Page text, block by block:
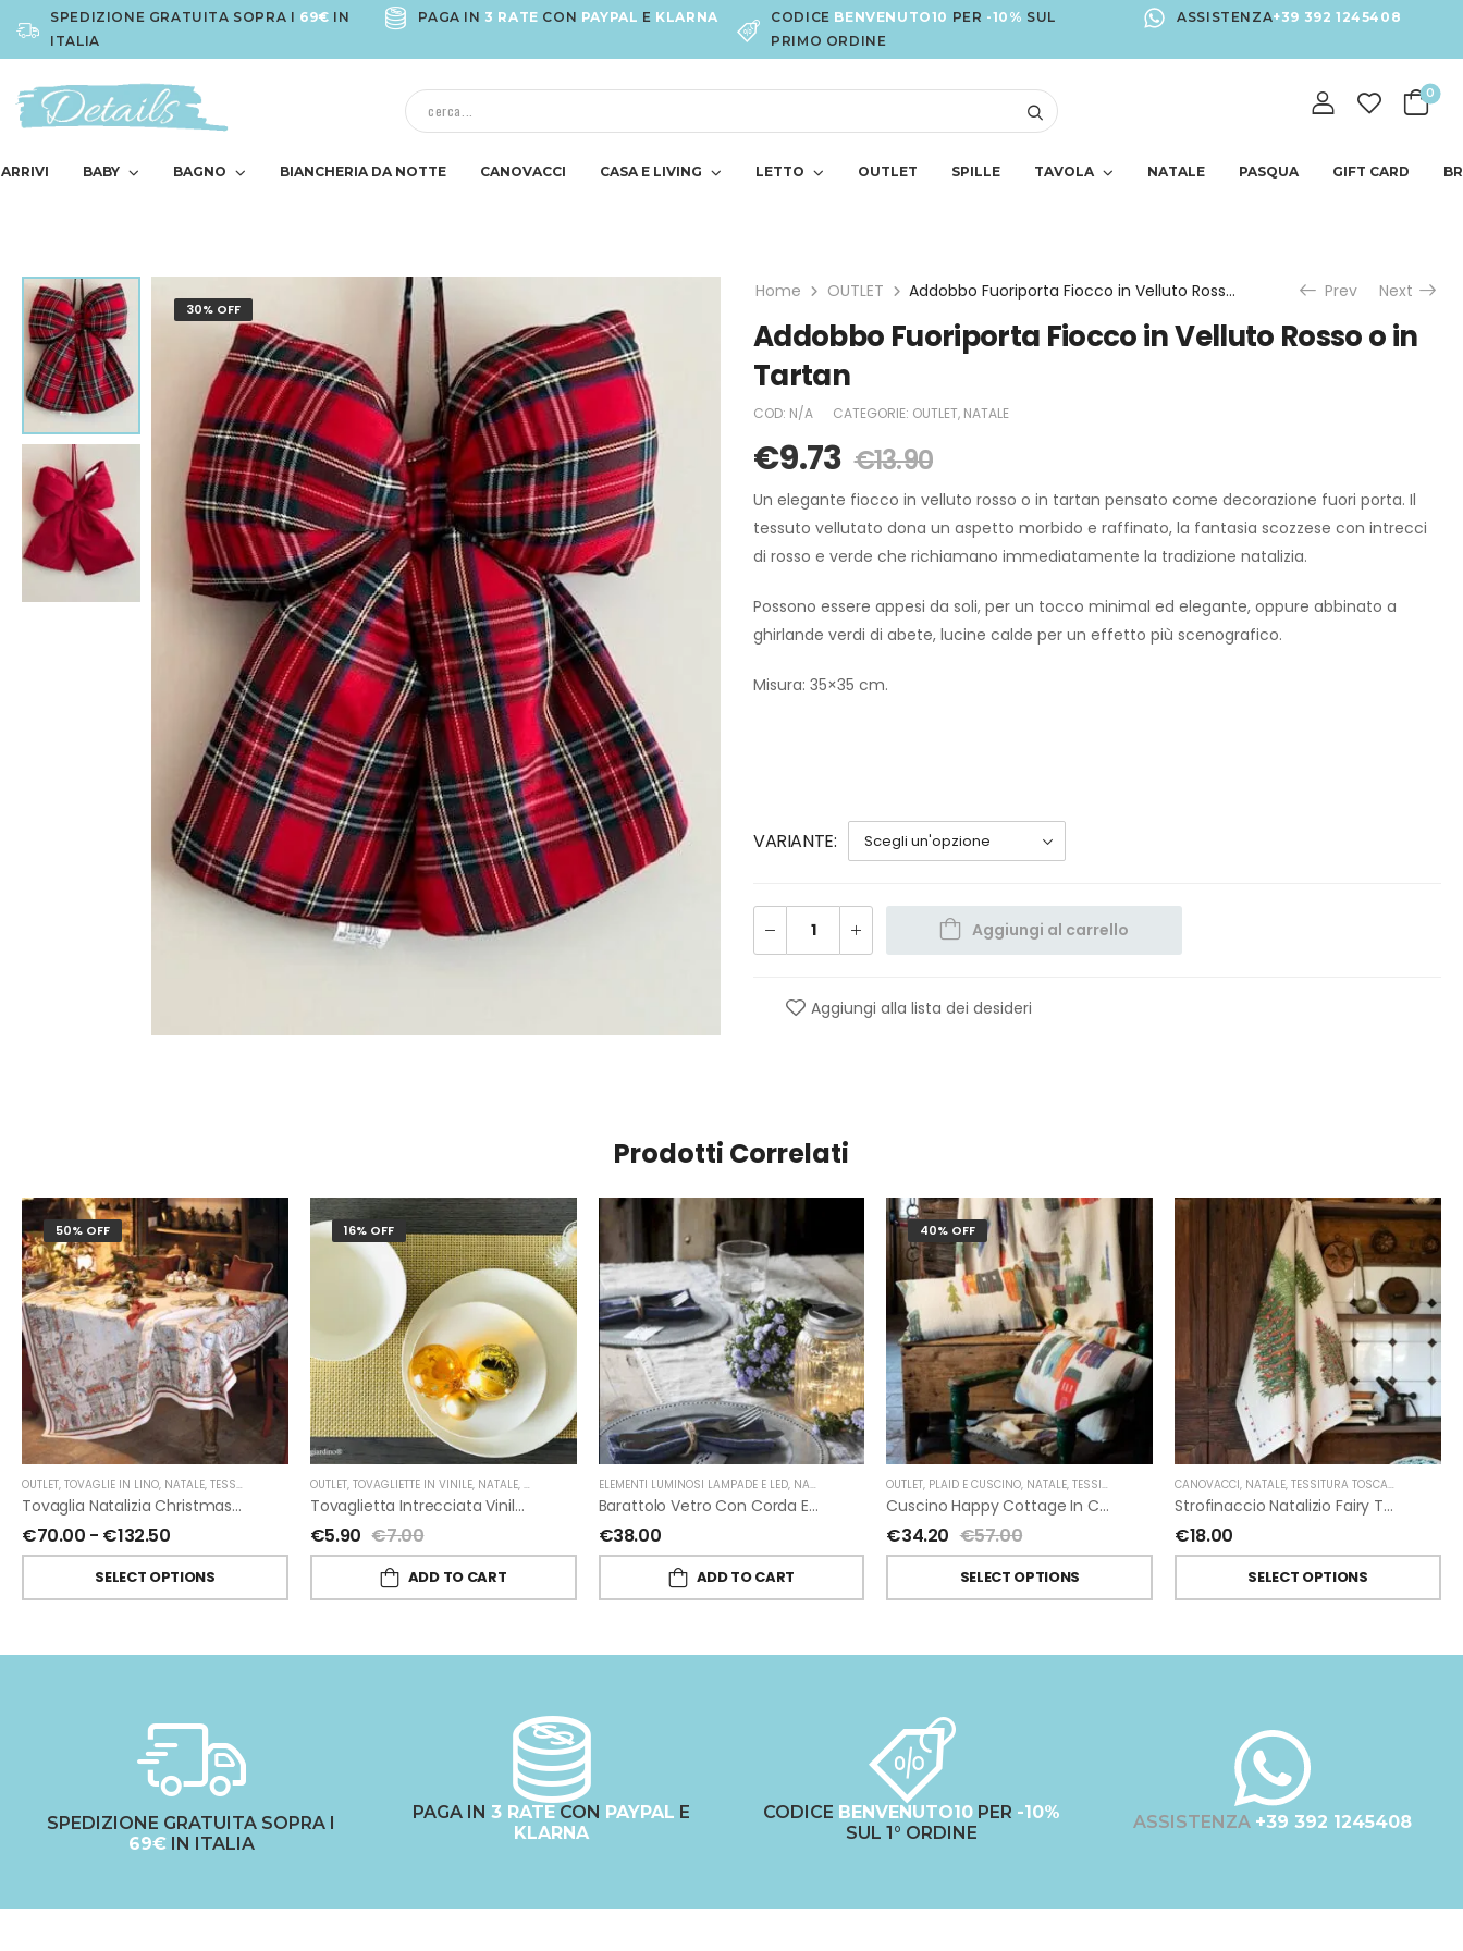
SPEDIZIONE GRATUITA SOPRA I 69€ IN
ITALIA
PAGA IN 3 RATE CON PAYPAL E KLARNA CODICE BENVENUTO10 PER -10% SUL
PRIMO ORDINE
ASSISTENZA+39 392 1245408
0
BABY BAGNO BIANCHERIA DA NOTTE CANOVACCI CASA E LIVING LETTO OUTLET SPILLE TAVOLA NATALE PASQUA GIFT CARD
30% OFF
Home OUTLET Addobbo Fuoriporta Fiocco in Velluto Rosso o in Tartan Prev Next
Addobbo Fuoriporta Fiocco in Velluto Rosso o in
Tartan
COD: N/A CATEGORIE: OUTLET, NATALE
€9.73 €13.90
Un elegante fiocco in velluto rosso o in tartan pensato come decorazione fuori porta. Il
tessuto vellutato dona un aspetto morbido e raffinato, la fantasia scozzese con intrecci
di rosso e verde che richiamano immediatamente la tradizione natalizia.
Possono essere appesi da soli, per un tocco minimal ed elegante, oppure abbinato a
ghirlande verdi di abete, lucine calde per un effetto più scenografico.
Misura: 35×35 cm.
VARIANTE
Aggiungi al carrello
Aggiungi alla lista dei desideri
Prodotti Correlati
50% OFF
OUTLET, TOVAGLIE IN LINO, NATALE, TESSITURA TOSCANA TELERIE
Tovaglia Natalizia Christmas Shopping In Lino Di Tessitura Toscana Telerie
€70.00 - €132.50
SELECT OPTIONS
16% OFF
OUTLET, TOVAGLIETTE IN VINILE, NATALE, FIORIRA' UN GIARDINO
Tovaglietta Intrecciata Vinile Oro Di Fiorirà Un Giardino
€5.90 €7.00
ADD TO CART
ELEMENTI LUMINOSI LAMPADE E LED, NATALE FIORIRA' UN GIARDINO
Barattolo Vetro Con Corda Energia Solare Esterno D11 H15.6 Cm
€38.00
ADD TO CART
40% OFF
OUTLET, PLAID E CUSCINO, NATALE,TESSITURA TOSCANA TELERIE
Cuscino Happy Cottage In Cotone Di Tessitura Toscana Telerie
€34.20 €57.00
SELECT OPTIONS
CANOVACCI, NATALE,TESSITURA TOSCANA TELERIE
Strofinaccio Natalizio Fairy Trees In Lino Di Tessitura Toscana Telerie
€18.00
SELECT OPTIONS
SPEDIZIONE GRATUITA SOPRA I
69€IN ITALIA
PAGA IN 3 RATE CON PAYPAL E
KLARNA
CODICE BENVENUTO10 PER -10%
SUL 1° ORDINE
ASSISTENZA +39 392 1245408